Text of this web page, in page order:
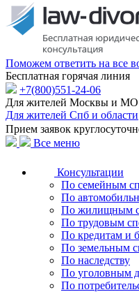
Поможем ответить на все
Бесплатная горячая линия
+7(800)551-24-06
Для жителей Москвы и МО
Для жителей Спб и области
Прием заявок
Все меню
Консультации
По семейным
По
По жилищным
По трудовым
По кредитам и
По земельным
По наследству
По уголовным
По